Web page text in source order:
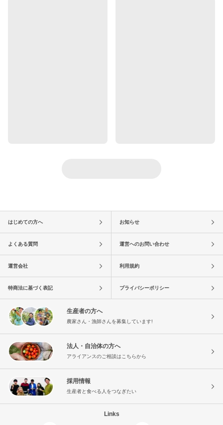
はじめての方へ お知らせ
よくある質問 運営へのお問い合わせ
運営会社 利用規約
特商法に基づく表記 プライバシーポリシー
生産者の方へ
農家さん・漁師さんを募集しています!
法人・自治体の方へ
アライアンスのご相談はこちらから
採用情報
生産者と食べる人をつなぎたい
Links